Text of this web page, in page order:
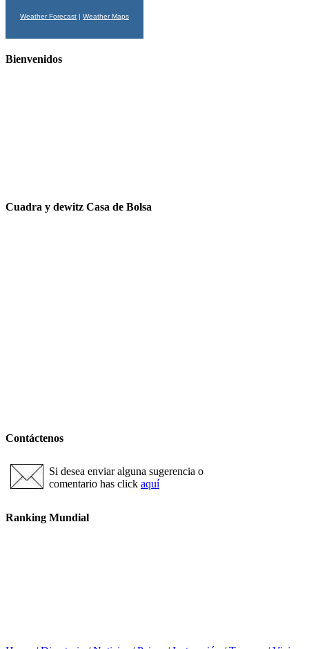
Weather Forecast | Weather Maps
Bienvenidos
Cuadra y dewitz Casa de Bolsa
Contáctenos
Si desea enviar alguna sugerencia o
comentario has click aquí
Ranking Mundial